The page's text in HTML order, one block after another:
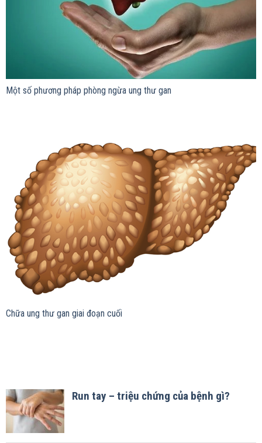
Một số phương pháp phòng ngừa ung thư gan
Chữa ung thư gan giai đoạn cuối